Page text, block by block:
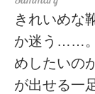
きれいめな
か迷う……。
めしたいの
が出せる一